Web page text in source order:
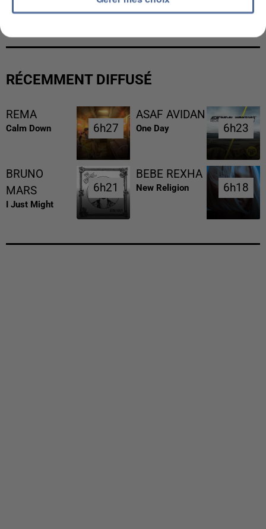
L’UN DES FONDATEURS SUPPOSÉS DE LA DZ
MAFIA INTERPELLÉ EN ALGÉRIE
RÉCEMMENT DIFFUSÉ
REMA
Calm Down 6h27
6h27
ASAF AVIDAN
One Day 6h23
6h23
BRUNO
MARS
I Just Might
6h21
6h21
BEBE REXHA
New Religion 6h18
6h18